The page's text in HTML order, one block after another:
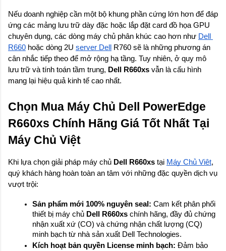
Nếu doanh nghiệp cần một bộ khung phần cứng lớn hơn để đáp
ứng các mảng lưu trữ dày đặc hoặc lắp đặt card đồ họa GPU
chuyên dụng, các dòng máy chủ phân khúc cao hơn như Dell
R660 hoặc dòng 2U server Dell
R760 sẽ là những phương án
cân nhắc tiếp theo để mở rộng hạ tầng. Tuy nhiên, ở quy mô
lưu trữ và tính toán tầm trung, Dell R660xs vẫn là cấu hình
mang lại hiệu quả kinh tế cao nhất.
Chọn Mua Máy Chủ Dell PowerEdge
R660xs Chính Hãng Giá Tốt Nhất Tại
Máy Chủ Việt
Khi lựa chọn giải pháp máy chủ Dell R660xs tại Máy Chủ Việt,
quý khách hàng hoàn toàn an tâm với những đặc quyền dịch vụ
vượt trội:
Sản phẩm mới 100% nguyên seal: Cam kết phân phối
thiết bị máy chủ Dell R660xs chính hãng, đầy đủ chứng
nhận xuất xứ (CO) và chứng nhận chất lượng (CQ)
minh bạch từ nhà sản xuất Dell Technologies.
Kích hoạt bản quyền License minh bạch: Đảm bảo